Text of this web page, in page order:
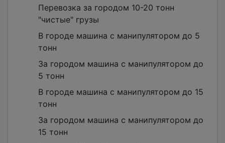
Перевозка за городом 10-20 тонн
"чистые" грузы
В городе машина с манипулятором до 5
тонн
За городом машина с манипулятором до
5 тонн
В городе машина с манипулятором до 15
тонн
За городом машина с манипулятором до
15 тонн